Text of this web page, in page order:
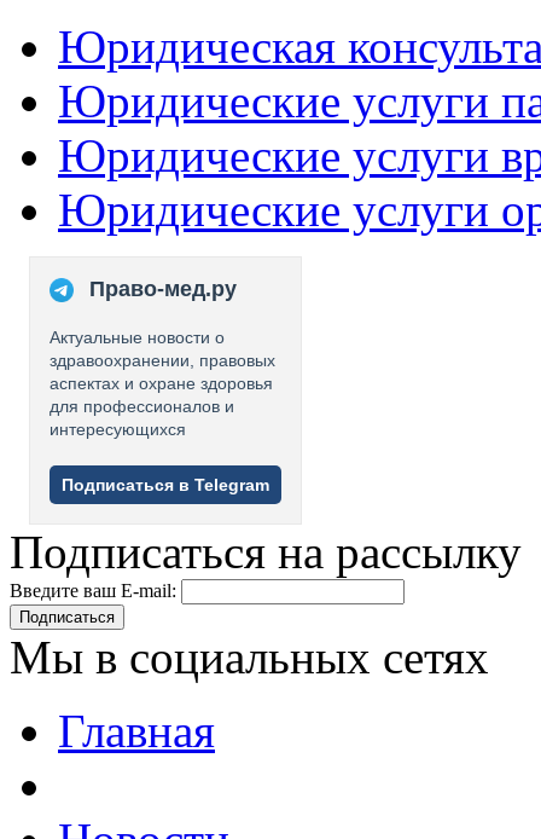
Юридическая
Юридические услуги
Юридические услуги
Юридические услуги
Право-мед.ру
Актуальные новости о
здравоохранении, правовых
аспектах и охране здоровья
для профессионалов и
интересующихся
Подписаться в Telegram
Подписаться на рассылку
Введите ваш E-mail:
Подписаться
Мы в социальных сетях
Главная